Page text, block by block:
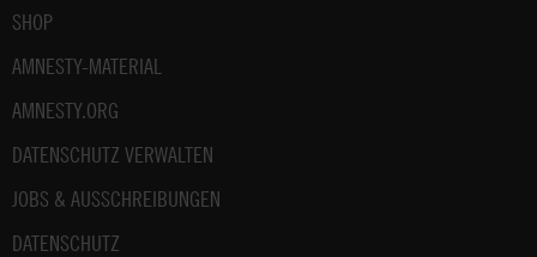
SHOP
AMNESTY-MATERIAL
AMNESTY.ORG
DATENSCHUTZ VERWALTEN
JOBS & AUSSCHREIBUNGEN
DATENSCHUTZ